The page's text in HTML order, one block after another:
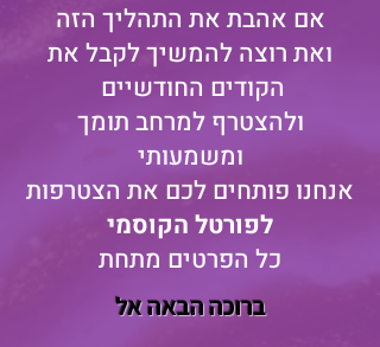
אם אהבת את התהליך הזה
ואת רוצה להמשיך לקבל את
הקודים החודשיים
ולהצטרף למרחב תומך
ומשמעותי
אנחנו פותחים לכם את הצטרפות
לפורטל הקוסמי
כל הפרטים מתחת
ברוכה הבאה אל